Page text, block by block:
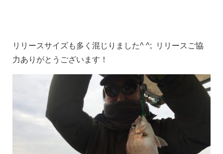
リリースサイズも多く混じりました^ ^; リリースご協
力ありがとうございます！